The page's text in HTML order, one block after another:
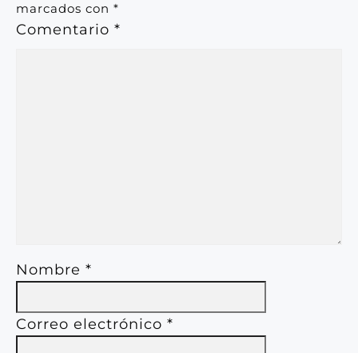
marcados con *
Comentario *
Nombre *
Correo electrónico *